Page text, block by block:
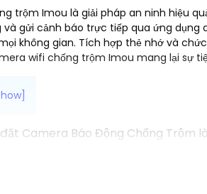
trộm Imou là giải pháp an ninh hiệu
gửi cảnh báo trực tiếp qua ứng dụng
không gian. Tích hợp thẻ nhớ và
wifi chống trộm Imou mang lại sự
Camera Báo Động Chống Trộm
tâm đến việc lắp đặt Camera
nghiệp địa phương. Bạn